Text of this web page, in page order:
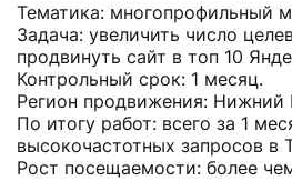
Тематика: многопрофильный
Задача: увеличить число
продвинуть сайт в топ 10
Контрольный срок: 1 месяц.
Регион продвижения: Нижний
По итогу работ: всего за 1
высокочастотных запросов в
Рост посещаемости: более